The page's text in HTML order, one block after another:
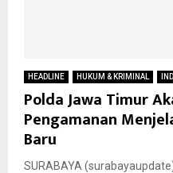
HEADLINE HUKUM & KRIMINAL
Polda Jawa Timur
Pengamanan
Baru
SURABAYA